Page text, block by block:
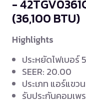
-
(36,100 BTU)
Highlights
ประหยัดไฟเบอ
SEER: 20.00
ประเภท แอร์แขวน
รับประกันคอมเพ